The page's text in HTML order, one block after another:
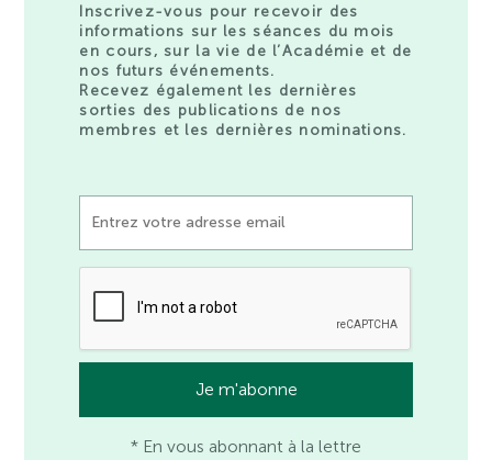
Inscrivez-vous pour recevoir des
informations sur les séances du mois
en cours, sur la vie de l’Académie et de
nos futurs événements.
Recevez également les dernières
sorties des publications de nos
membres et les dernières nominations.
* En vous abonnant à la lettre